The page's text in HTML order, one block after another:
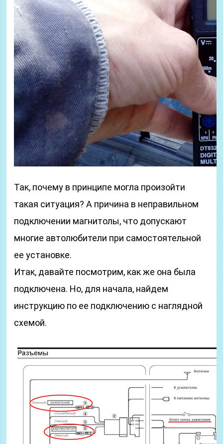
Так, почему в принципе могла произойти
такая ситуация? А причина в неправильном
подключении магнитолы, что допускают
многие автолюбители при самостоятельной
ее установке.
Итак, давайте посмотрим, как же она была
подключена. Но, для начала, найдем
инструкцию по ее подключению с наглядной
схемой.